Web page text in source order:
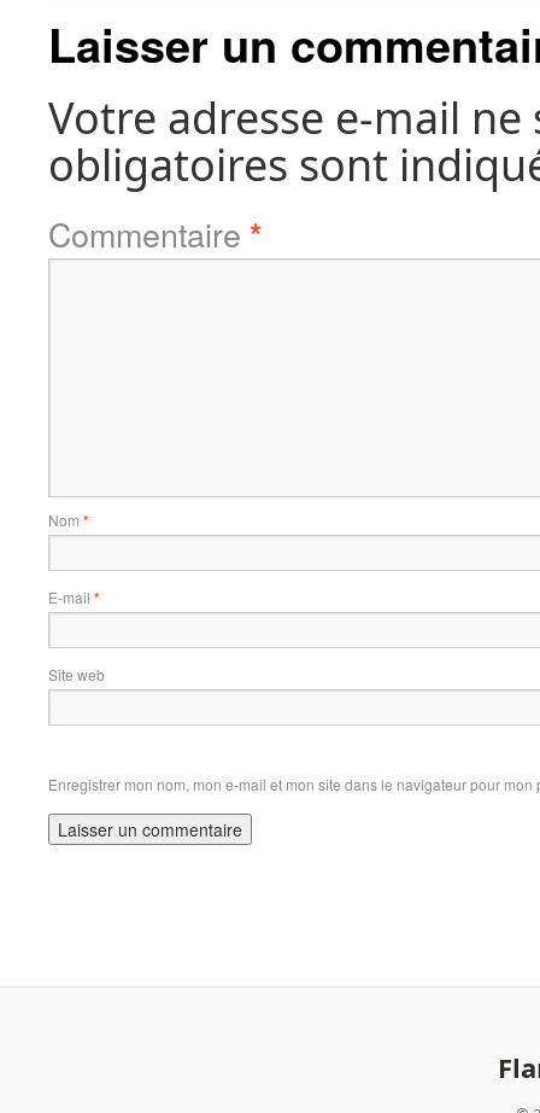
Laisser un
Votre adresse e-mail
obligatoires sont
Commentaire *
Nom *
E-mail *
Site web
Enregistrer mon nom, mon e-mail et mon site dans le navigateur pour